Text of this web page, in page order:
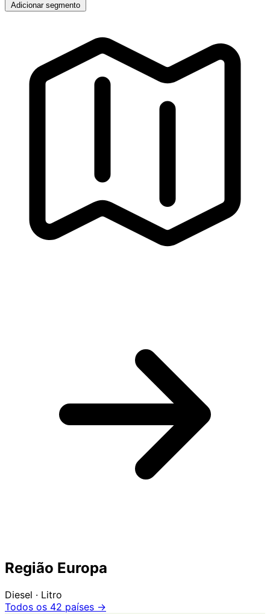
Adicionar segmento
Região Europa
Diesel · Litro
Todos os 42 países →